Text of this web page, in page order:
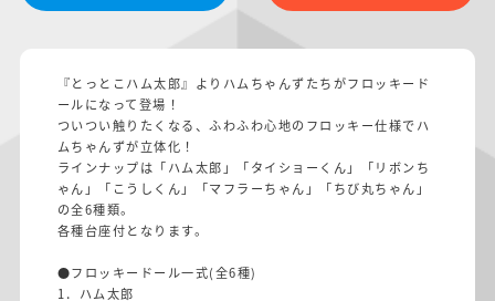
『とっとこハム太郎』よりハムちゃんずたちがフロッキード
ールになって登場！
ついつい触りたくなる、ふわふわ心地のフロッキー仕様でハ
ムちゃんずが立体化！
ラインナップは「ハム太郎」「タイショーくん」「リボンち
ゃん」「こうしくん」「マフラーちゃん」「ちび丸ちゃん」
の全6種類。
各種台座付となります。
●フロッキードール一式(全6種)
1．ハム太郎